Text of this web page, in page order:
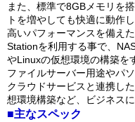
また、標準で8GBメモリを
トを増やしても快適に動作し
高いパフォーマンスを備え
Stationを利用する事で、
やLinuxの仮想環境の構築を
ファイルサーバー用途やパ
クラウドサービスと連携し
想環境構築など、ビジネス
■主なスペック